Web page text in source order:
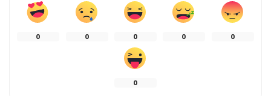
0 0 0 0 0
0